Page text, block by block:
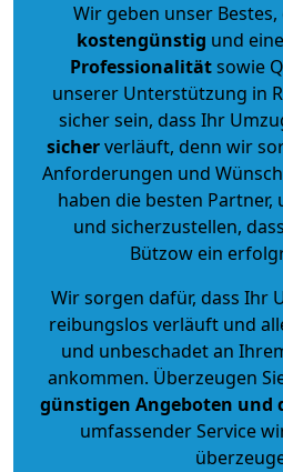
Wir geben unser
kostengünstig und eine
Professionalitätsowie
unserer Unterstützung in
sicher sein, dass Ihr
sicherverläuft, denn wir
Anforderungen und
haben die besten Partner,
und sicherzustellen,
Bützow ein
Wir sorgen dafür, dass Ihr
reibungslos verläuft und
und unbeschadet an
ankommen. Überzeugen
günstigen Angeboten und
umfassender Service